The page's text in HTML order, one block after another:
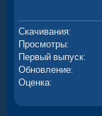
Скачивания
Просмотры
Первый выпуск
Обновление
Оценка